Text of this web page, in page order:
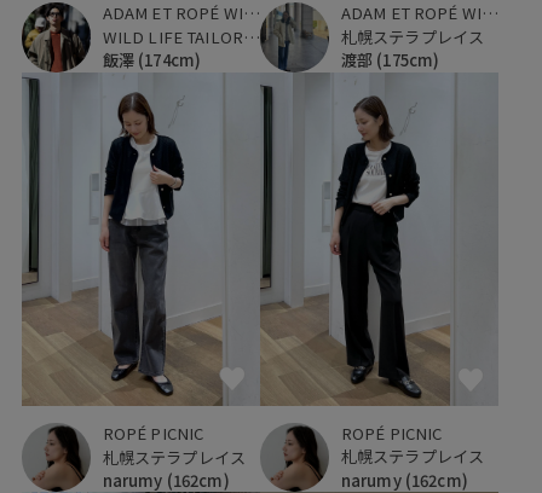
ADAM ET ROPÉ WILD LIFE TAILOR
WILD LIFE TAILOR 恵比寿
飯澤 (174cm)
ADAM ET ROPÉ WILD LIFE TAILOR
札幌ステラプレイス
渡部 (175cm)
ROPÉ PICNIC
札幌ステラプレイス
narumy (162cm)
ROPÉ PICNIC
札幌ステラプレイス
narumy (162cm)